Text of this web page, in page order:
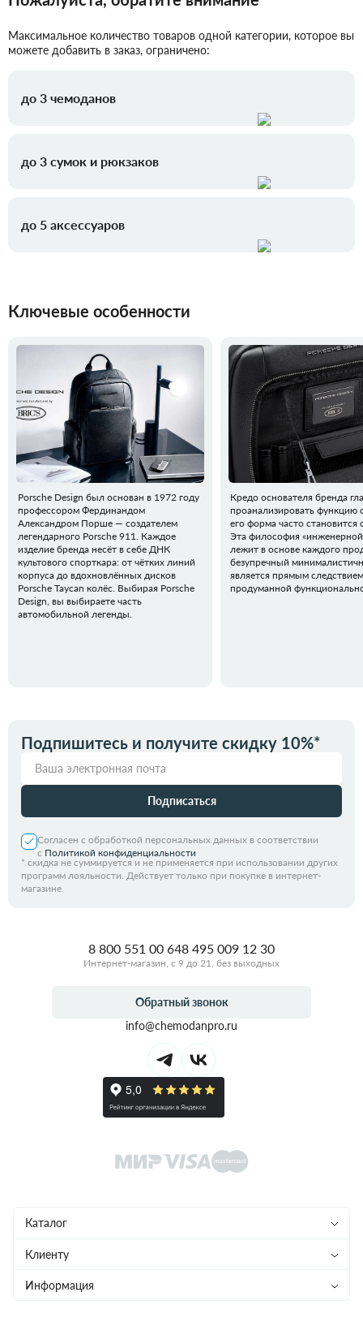
Максимальное количество товаров одной категории, которое вы
можете добавить в заказ, ограничено:
до 3 чемоданов
до 3 сумок и рюкзаков
до 5 аксессуаров
Ключевые особенности
Porsche Design был основан в 1972 году
профессором Фердинандом
Александром Порше — создателем
легендарного Porsche 911. Каждое
изделие бренда несёт в себе ДНК
культового спорткара: от чётких линий
корпуса до вдохновлённых дисков
Porsche Taycan колёс. Выбирая Porsche
Design, вы выбираете часть
автомобильной легенды.
Кредо основателя бренда
проанализировать функцию
его форма часто становится
Эта философия
лежит в основе каждого
безупречный
является прямым следствием
продуманной
Подпишитесь и получите скидку 10%*
Подписаться
Согласен с обработкой персональных данных в соответствии
с Политикой конфиденциальности
* скидка не суммируется и не применяется при использовании других
программ лояльности. Действует только при покупке в интернет-
магазине.
Каталог
Чемоданы
Рюкзаки
Клиенту
Магазины
Информация
8 800 551 00 648 495 009 12 30
Интернет-магазин, с 9 до 21, без выходных
Обратный звонок
info@chemodanpro.ru